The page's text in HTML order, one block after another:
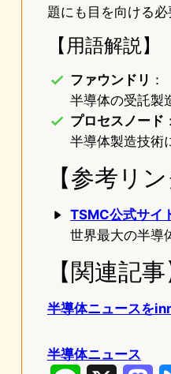
題にも目を向ける必
【用語解説】
ファウンドリ ：
半導体の受託製
プロセスノード ：
半導体製造技術
【参考リン
TSMC公式サイ
世界最大の半導
【関連記事
半導体ニュースを
半導体ニュース